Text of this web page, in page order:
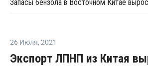
26 Июля, 2021
Экспорт ЛПНП из Китая